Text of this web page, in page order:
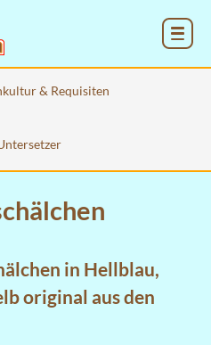
& Requisiten
in Hellblau,
original aus den